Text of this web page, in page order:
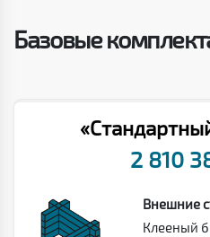
Базовые
2 810
Внешние
Клееный